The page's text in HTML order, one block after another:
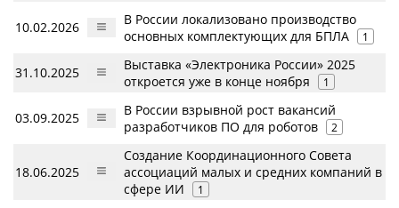
10.02.2026
В России локализовано производство
основных комплектующих для БПЛА
1
31.10.2025
Выставка «Электроника России» 2025
откроется уже в конце ноября
1
03.09.2025
В России взрывной рост вакансий
разработчиков ПО для роботов
2
18.06.2025
Создание Координационного Совета
ассоциаций малых и средних компаний в
сфере ИИ
1